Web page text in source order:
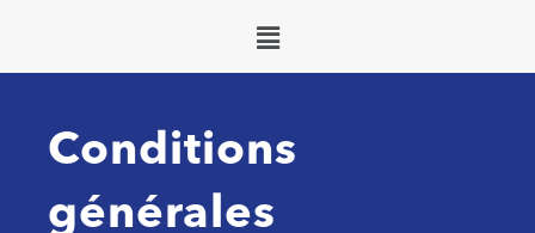
Menu
Conditions
générales